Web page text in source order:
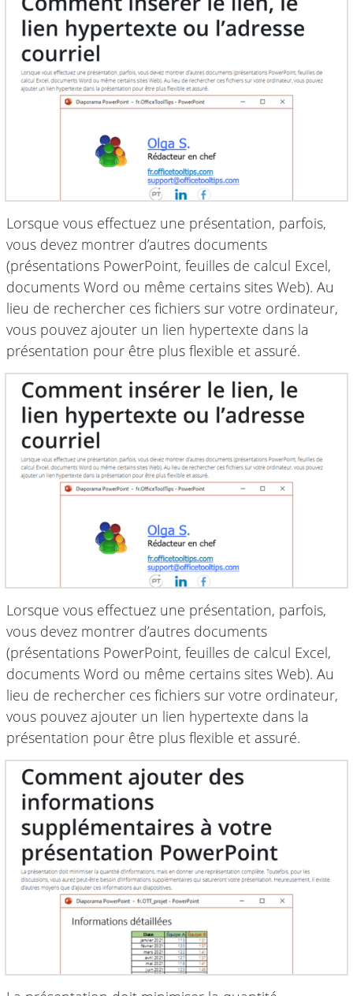
Lorsque vous effectuez une présentation, parfois,
vous devez montrer d’autres documents
(présentations PowerPoint, feuilles de calcul Excel,
documents Word ou même certains sites Web). Au
lieu de rechercher ces fichiers sur votre ordinateur,
vous pouvez ajouter un lien hypertexte dans la
présentation pour être plus flexible et assuré.
Lorsque vous effectuez une présentation, parfois,
vous devez montrer d’autres documents
(présentations PowerPoint, feuilles de calcul Excel,
documents Word ou même certains sites Web). Au
lieu de rechercher ces fichiers sur votre ordinateur,
vous pouvez ajouter un lien hypertexte dans la
présentation pour être plus flexible et assuré.